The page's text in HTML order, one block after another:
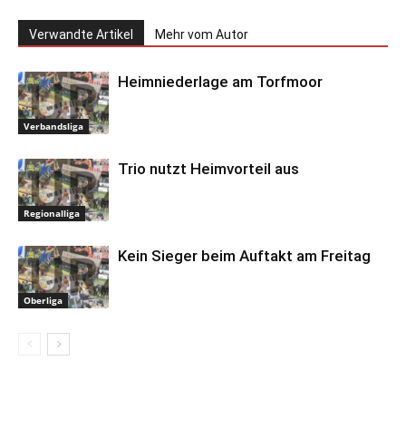
Verwandte Artikel Mehr vom Autor
Verbandsliga
Heimniederlage am Torfmoor
Regionalliga
Trio nutzt Heimvorteil aus
Oberliga
Kein Sieger beim Auftakt am Freitag